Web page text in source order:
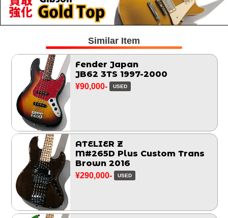
Similar Item
Fender Japan
JB62 3TS 1997-2000
¥90,000- USED
ATELIER Z
M#265D Plus Custom Trans
Brown 2016
¥290,000- USED